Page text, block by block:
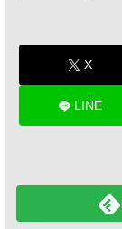
X
LINE